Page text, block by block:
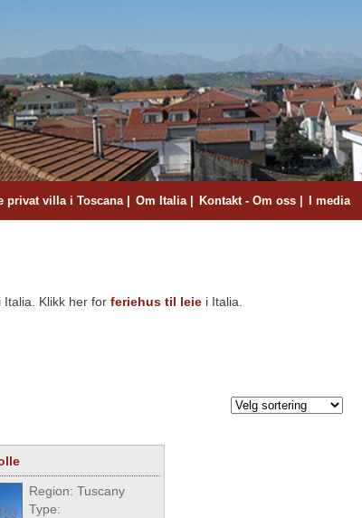
privat villa i Toscana Om Italia Kontakt - Om oss I media
Italia. Klikk her forferiehus til leie i Italia.
Region: Tuscany
Type: